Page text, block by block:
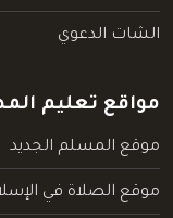
الشات الدعوي
مواقع تعليم
موقع المسلم الجديد
موقع الصلاة في